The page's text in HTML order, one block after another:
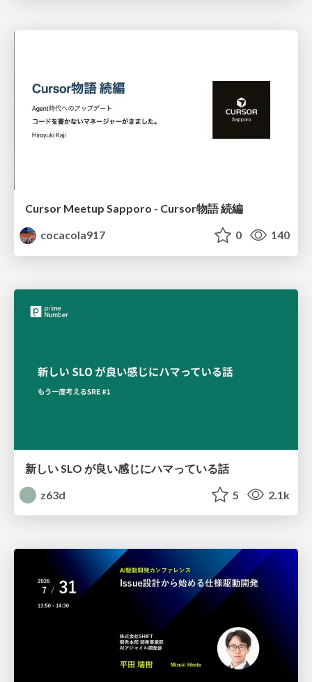
Cursor Meetup Sapporo - Cursor物語 続編
cocacola917
0 140
新しい SLO が良い感じにハマっている話
z63d
5 2.1k